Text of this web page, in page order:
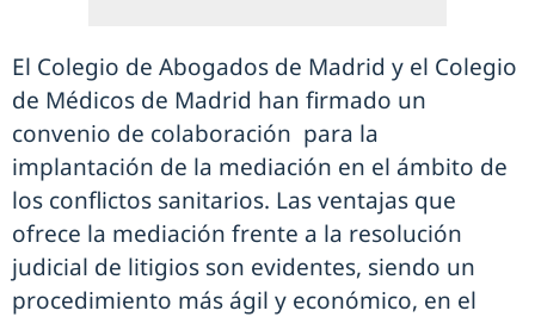
El Colegio de Abogados de Madrid y el Colegio
de Médicos de Madrid han firmado un
convenio de colaboración para la
implantación de la mediación en el ámbito de
los conflictos sanitarios. Las ventajas que
ofrece la mediación frente a la resolución
judicial de litigios son evidentes, siendo un
procedimiento más ágil y económico, en el